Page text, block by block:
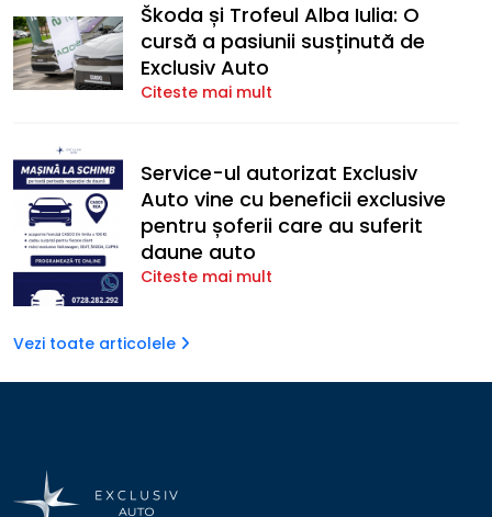
Škoda și Trofeul Alba Iulia: O
cursă a pasiunii susținută de
Exclusiv Auto
Citeste mai mult
Service-ul autorizat Exclusiv
Auto vine cu beneficii exclusive
pentru șoferii care au suferit
daune auto
Citeste mai mult
Vezi toate articolele